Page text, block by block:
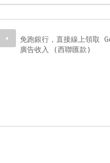
免跑銀行，直接線上領取
廣告收入 (西聯匯款)